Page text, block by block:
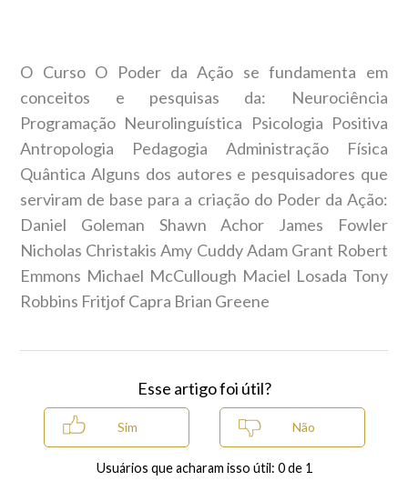
O Curso O Poder da Ação se fundamenta em
conceitos e pesquisas da: Neurociência
Programação Neurolinguística Psicologia Positiva
Antropologia Pedagogia Administração Física
Quântica Alguns dos autores e pesquisadores que
serviram de base para a criação do Poder da Ação:
Daniel Goleman Shawn Achor James Fowler
Nicholas Christakis Amy Cuddy Adam Grant Robert
Emmons Michael McCullough Maciel Losada Tony
Robbins Fritjof Capra Brian Greene
Esse artigo foi útil?
Usuários que acharam isso útil: 0 de 1